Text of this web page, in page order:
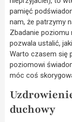
pamięć
nam, że patrzymy
Zbadanie poziomu
pozwala ustalić,
Warto czasem się
poziomowi
móc coś
duchowy